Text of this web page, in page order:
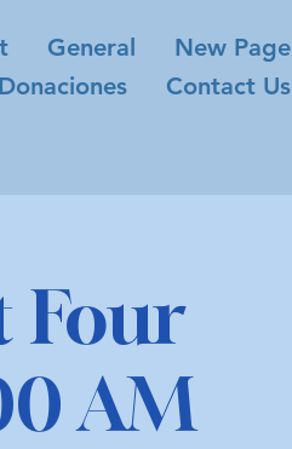
General
New Page
Donaciones
Contact Us
Four
AM